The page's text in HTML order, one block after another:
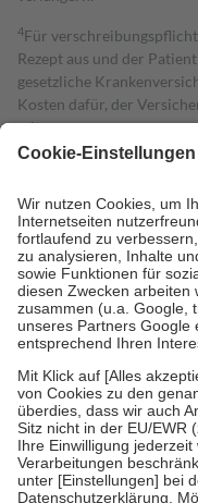
4Für
Rezept aus und der
gesetzliche
Kosten dafür, der
mit.
Grundsätzlich leisten
höchstens zehn Euro.
Es
Kosten der Leistung zu
Diese Regeln gelten
Bei Heilmitteln und
Zuzahlung zehn Prozent
Verordnung.
Um das Engagement der
stärken und die
fallenkeine Zuzahlungen
• Kindern und
mit Ausnahme der
• Untersuchungen zur
GKV getragen werden
• empfohlenen